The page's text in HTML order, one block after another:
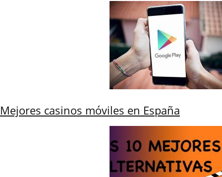
Mejores casinos móviles en España